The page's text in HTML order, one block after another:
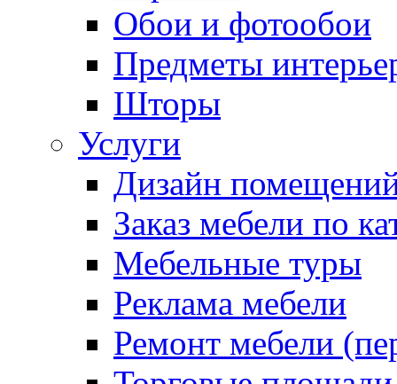
Обои и фотообои
Предметы
Шторы
Услуги
Дизайн
Заказ мебели по
Мебельные туры
Реклама мебели
Ремонт мебели